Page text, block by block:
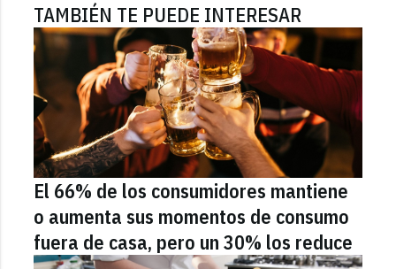
TAMBIÉN TE PUEDE INTERESAR
El 66% de los consumidores mantiene
o aumenta sus momentos de consumo
fuera de casa, pero un 30% los reduce